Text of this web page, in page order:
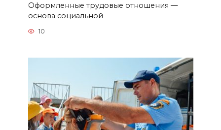
Оформленные трудовые отношения —
основа социальной
10